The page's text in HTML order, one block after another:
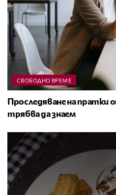
СВОБОДНО ВРЕМЕ
Проследяване на пратки
трябва да знаем